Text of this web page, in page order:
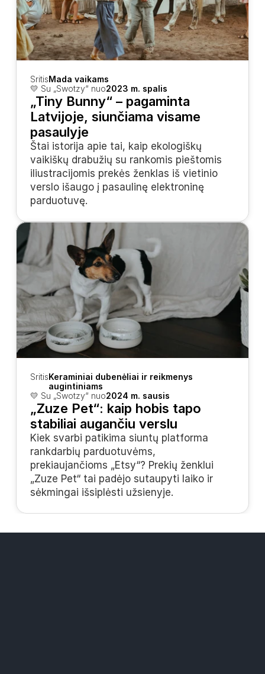
SritisMada vaikams
💛 Su „Swotzy“ nuo2023 m. spalis
„Tiny Bunny“ – pagaminta
Latvijoje, siunčiama visame
pasaulyje
Štai istorija apie tai, kaip ekologiškų
vaikiškų drabužių su rankomis pieštomis
iliustracijomis prekės ženklas iš vietinio
verslo išaugo į pasaulinę elektroninę
parduotuvę.
SritisKeraminiai dubenėliai ir reikmenys
augintiniams
💛 Su „Swotzy“ nuo2024 m. sausis
„Zuze Pet“: kaip hobis tapo
stabiliai augančiu verslu
Kiek svarbi patikima siuntų platforma
rankdarbių parduotuvėms,
prekiaujančioms „Etsy“? Prekių ženklui
„Zuze Pet“ tai padėjo sutaupyti laiko ir
sėkmingai išsiplėsti užsienyje.